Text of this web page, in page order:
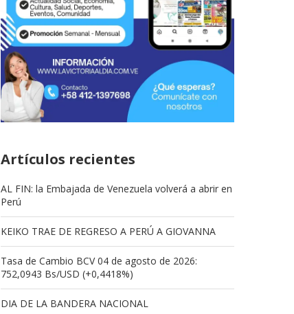
Alcalde de Ribas sostuvo
encuentro estratégico con
coordinadores...
11/04/2026
EL CONSEJO ÚLTIMA
11/04/2026
Artículos recientes
AL FIN: la Embajada de Venezuela volverá a abrir en
Perú
KEIKO TRAE DE REGRESO A PERÚ A GIOVANNA
Tasa de Cambio BCV 04 de agosto de 2026:
752,0943 Bs/USD (+0,4418%)
DIA DE LA BANDERA NACIONAL